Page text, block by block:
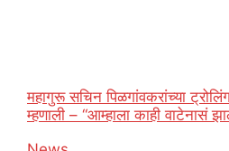
महागुरू सचिन पिळगांवकरांच्या
म्हणाली – “आम्हाला काही वाटेनासं